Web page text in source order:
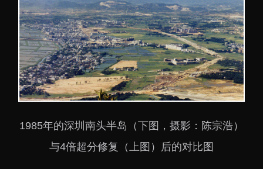
1985年的深圳南头半岛（下图，摄影：陈宗浩）
与4倍超分修复（上图）后的对比图